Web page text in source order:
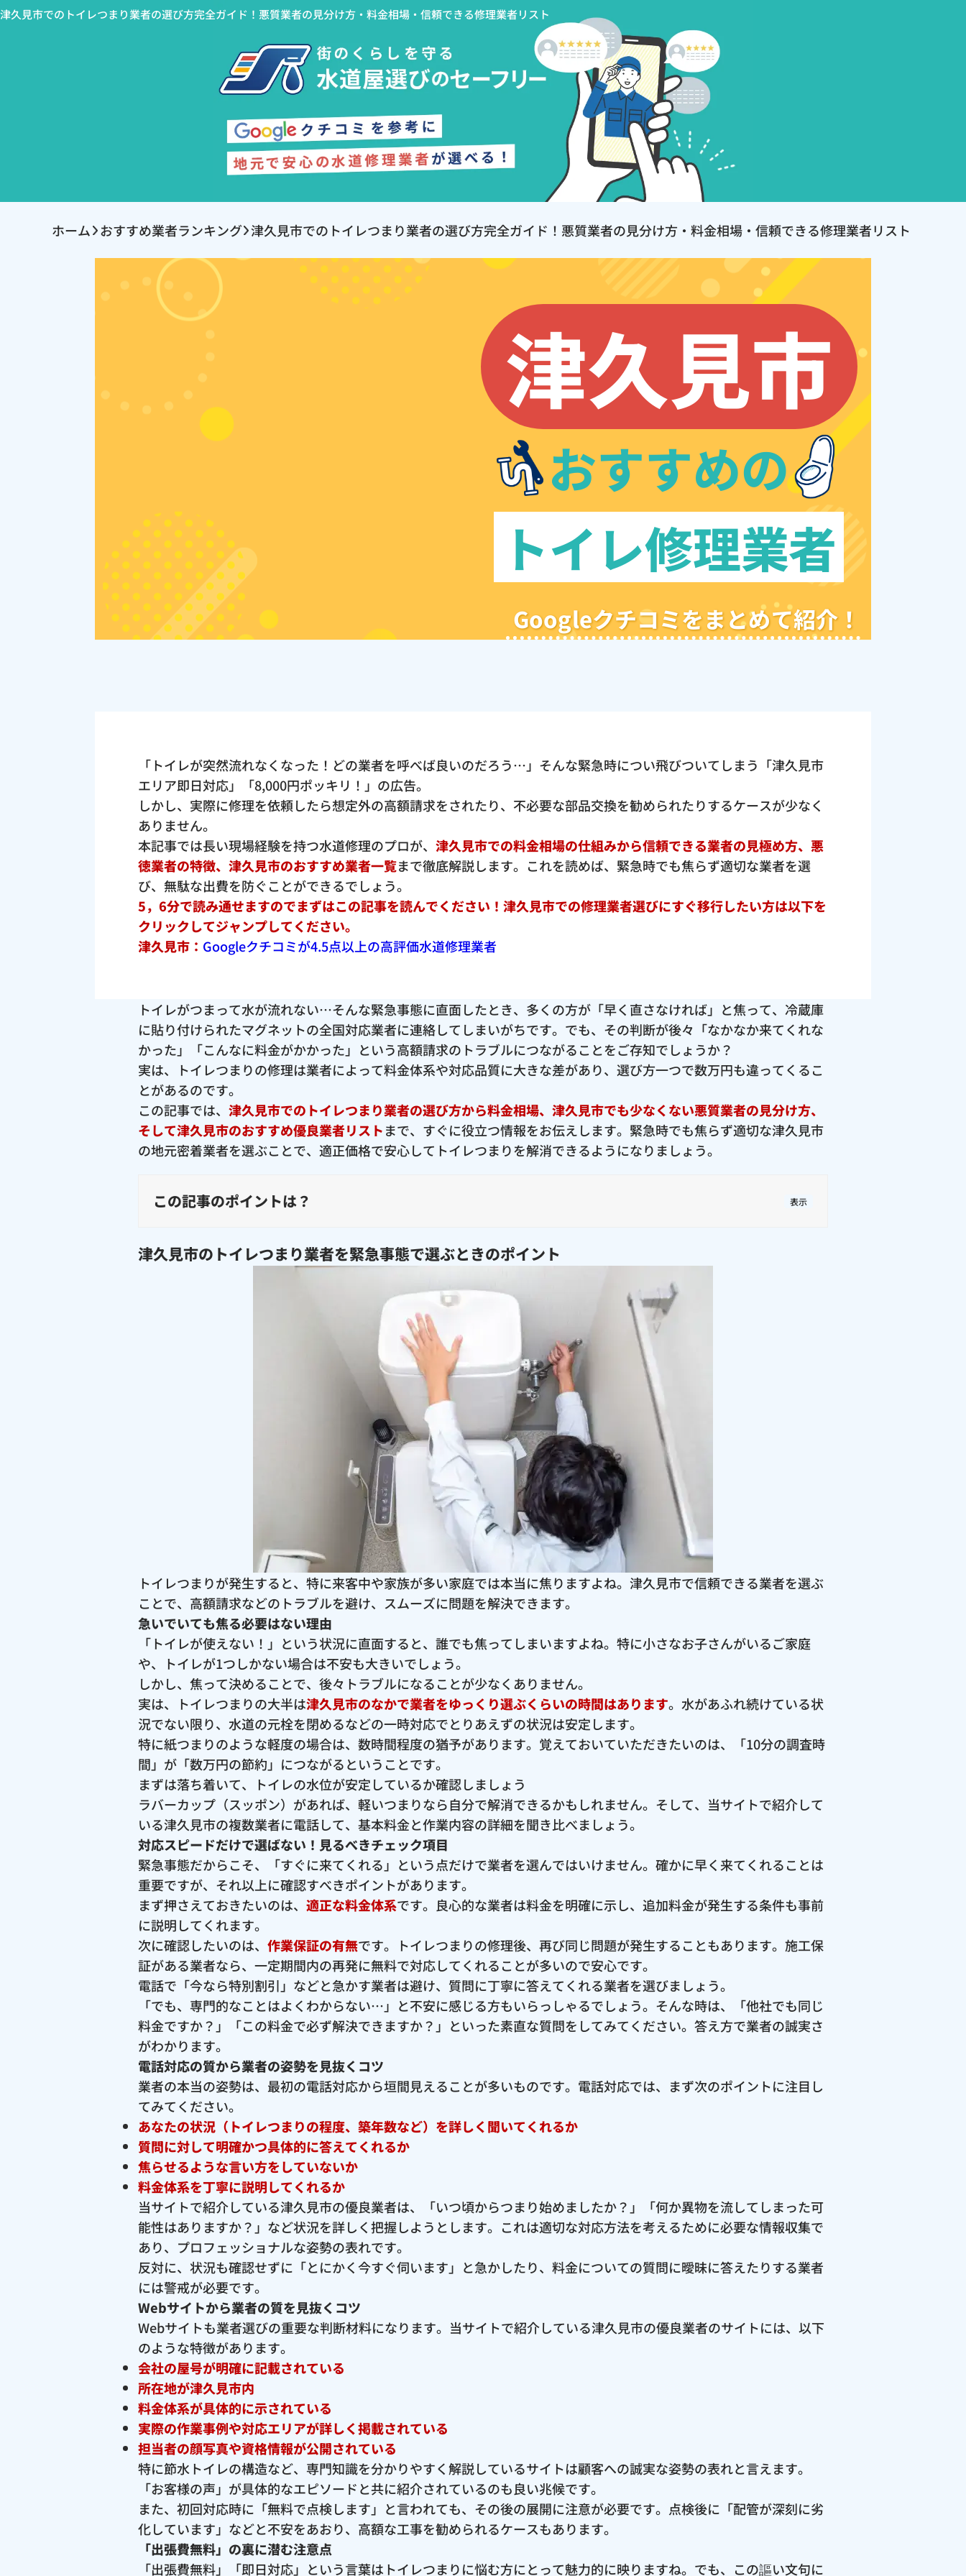
津久見市でのトイレつまり業者の選び方完全ガイド！悪質業者の見分け方・料金相場・信頼できる修理業者リスト
ホーム おすすめ業者ランキング 津久見市でのトイレつまり業者の選び方完全ガイド！悪質業者の見分け方・料金相場・信頼できる修理業者リスト
津久見市
おすすめの
トイレ修理業者
Googleクチコミをまとめて紹介！
「トイレが突然流れなくなった！どの業者を呼べば良いのだろう…」そんな緊急時につい飛びついてしまう「津久見市
エリア即日対応」「8,000円ポッキリ！」の広告。
しかし、実際に修理を依頼したら想定外の高額請求をされたり、不必要な部品交換を勧められたりするケースが少なく
ありません。
本記事では長い現場経験を持つ水道修理のプロが、 津久見市での料金相場の仕組みから信頼できる業者の見極め方、悪
徳業者の特徴、津久見市のおすすめ業者一覧まで徹底解説します。これを読めば、緊急時でも焦らず適切な業者を選
び、無駄な出費を防ぐことができるでしょう。
5，6分で読み通せますのでまずはこの記事を読んでください！津久見市での修理業者選びにすぐ移行したい方は以下を
クリックしてジャンプしてください。
津久見市： Googleクチコミが4.5点以上の高評価水道修理業者
トイレがつまって水が流れない…そんな緊急事態に直面したとき、多くの方が「早く直さなければ」と焦って、冷蔵庫
に貼り付けられたマグネットの全国対応業者に連絡してしまいがちです。でも、その判断が後々「なかなか来てくれな
かった」「こんなに料金がかかった」という高額請求のトラブルにつながることをご存知でしょうか？
実は、トイレつまりの修理は業者によって料金体系や対応品質に大きな差があり、選び方一つで数万円も違ってくるこ
とがあるのです。
この記事では、 津久見市でのトイレつまり業者の選び方から料金相場、津久見市でも少なくない悪質業者の見分け方、
そして津久見市のおすすめ優良業者リストまで、すぐに役立つ情報をお伝えします。緊急時でも焦らず適切な津久見市
の地元密着業者を選ぶことで、適正価格で安心してトイレつまりを解消できるようになりましょう。
この記事のポイントは？ 表示
津久見市のトイレつまり業者を緊急事態で選ぶときのポイント
トイレつまりが発生すると、特に来客中や家族が多い家庭では本当に焦りますよね。津久見市で信頼できる業者を選ぶ
ことで、高額請求などのトラブルを避け、スムーズに問題を解決できます。
急いでいても焦る必要はない理由
「トイレが使えない！」という状況に直面すると、誰でも焦ってしまいますよね。特に小さなお子さんがいるご家庭
や、トイレが1つしかない場合は不安も大きいでしょう。
しかし、焦って決めることで、後々トラブルになることが少なくありません。
実は、トイレつまりの大半は津久見市のなかで業者をゆっくり選ぶくらいの時間はあります。水があふれ続けている状
況でない限り、水道の元栓を閉めるなどの一時対応でとりあえずの状況は安定します。
特に紙つまりのような軽度の場合は、数時間程度の猶予があります。覚えておいていただきたいのは、「10分の調査時
間」が「数万円の節約」につながるということです。
まずは落ち着いて、トイレの水位が安定しているか確認しましょう
ラバーカップ（スッポン）があれば、軽いつまりなら自分で解消できるかもしれません。そして、当サイトで紹介して
いる津久見市の複数業者に電話して、基本料金と作業内容の詳細を聞き比べましょう。
対応スピードだけで選ばない！見るべきチェック項目
緊急事態だからこそ、「すぐに来てくれる」という点だけで業者を選んではいけません。確かに早く来てくれることは
重要ですが、それ以上に確認すべきポイントがあります。
まず押さえておきたいのは、 適正な料金体系です。良心的な業者は料金を明確に示し、追加料金が発生する条件も事前
に説明してくれます。
次に確認したいのは、 作業保証の有無です。トイレつまりの修理後、再び同じ問題が発生することもあります。施工保
証がある業者なら、一定期間内の再発に無料で対応してくれることが多いので安心です。
電話で「今なら特別割引」などと急かす業者は避け、質問に丁寧に答えてくれる業者を選びましょう。
「でも、専門的なことはよくわからない…」と不安に感じる方もいらっしゃるでしょう。そんな時は、「他社でも同じ
料金ですか？」「この料金で必ず解決できますか？」といった素直な質問をしてみてください。答え方で業者の誠実さ
がわかります。
電話対応の質から業者の姿勢を見抜くコツ
業者の本当の姿勢は、最初の電話対応から垣間見えることが多いものです。電話対応では、まず次のポイントに注目し
てみてください。
あなたの状況（トイレつまりの程度、築年数など）を詳しく聞いてくれるか
質問に対して明確かつ具体的に答えてくれるか
焦らせるような言い方をしていないか
料金体系を丁寧に説明してくれるか
当サイトで紹介している津久見市の優良業者は、「いつ頃からつまり始めましたか？」「何か異物を流してしまった可
能性はありますか？」など状況を詳しく把握しようとします。これは適切な対応方法を考えるために必要な情報収集で
あり、プロフェッショナルな姿勢の表れです。
反対に、状況も確認せずに「とにかく今すぐ伺います」と急かしたり、料金についての質問に曖昧に答えたりする業者
には警戒が必要です。
Webサイトから業者の質を見抜くコツ
Webサイトも業者選びの重要な判断材料になります。当サイトで紹介している津久見市の優良業者のサイトには、以下
のような特徴があります。
会社の屋号が明確に記載されている
所在地が津久見市内
料金体系が具体的に示されている
実際の作業事例や対応エリアが詳しく掲載されている
担当者の顔写真や資格情報が公開されている
特に節水トイレの構造など、専門知識を分かりやすく解説しているサイトは顧客への誠実な姿勢の表れと言えます。
「お客様の声」が具体的なエピソードと共に紹介されているのも良い兆候です。
また、初回対応時に「無料で点検します」と言われても、その後の展開に注意が必要です。点検後に「配管が深刻に劣
化しています」などと不安をあおり、高額な工事を勧められるケースもあります。
「出張費無料」の裏に潜む注意点
「出張費無料」「即日対応」という言葉はトイレつまりに悩む方にとって魅力的に映りますね。でも、この謳い文句に